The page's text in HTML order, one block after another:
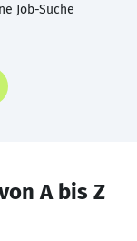
Job-Suche
A bis Z